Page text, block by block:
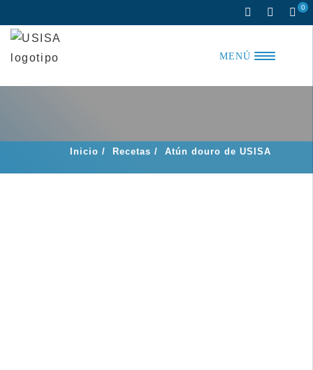
to
content
0
MENÚ
Inicio / Recetas / Atún douro de USISA